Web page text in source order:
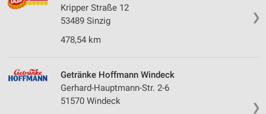
❯
Kripper Straße 12
53489 Sinzig
478,54 km
❯
Getränke Hoffmann Windeck
Gerhard-Hauptmann-Str. 2-6
51570 Windeck